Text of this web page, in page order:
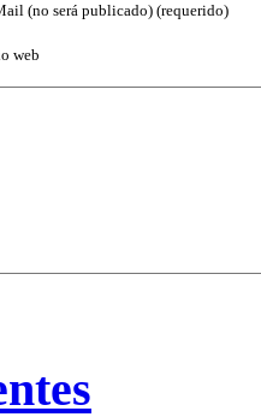
(no será publicado) (requerido)
web